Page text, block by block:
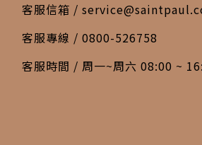
客服信箱 /
客服專線 / 0800-526758
客服時間 / 周一~周六 08:00 ~